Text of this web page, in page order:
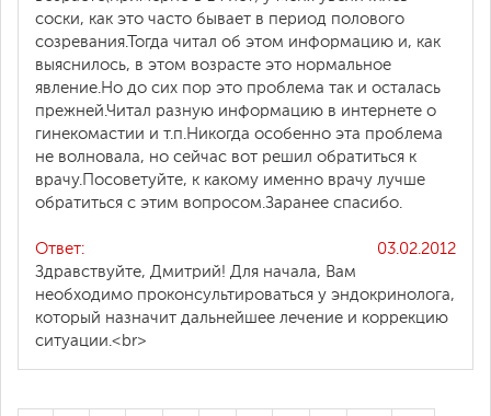
соски, как это часто бывает в период полового
созревания.Тогда читал об этом информацию и, как
выяснилось, в этом возрасте это нормальное
явление.Но до сих пор это проблема так и осталась
прежней.Читал разную информацию в интернете о
гинекомастии и т.п.Никогда особенно эта проблема
не волновала, но сейчас вот решил обратиться к
врачу.Посоветуйте, к какому именно врачу лучше
обратиться с этим вопросом.Заранее спасибо.
03.02.2012
Ответ:
Здравствуйте, Дмитрий! Для начала, Вам
необходимо проконсультироваться у эндокринолога,
который назначит дальнейшее лечение и коррекцию
ситуации.<br>